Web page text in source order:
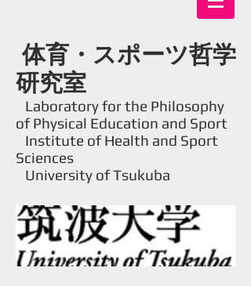
体育・スポーツ哲学
研究室
Laboratory for the Philosophy
of Physical Education and Sport
Institute of Health and Sport
Sciences
University of Tsukuba